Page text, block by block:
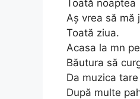
Toată noaptea
Aș vrea să mă
Toată ziua.
Acasa la mn
Băutura să
Da muzica tare
După multe